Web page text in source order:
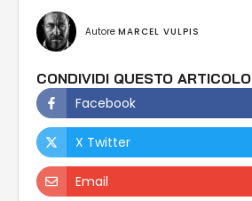
Autore MARCEL VULPIS
CONDIVIDI QUESTO ARTICOLO
Facebook
X Twitter
Email